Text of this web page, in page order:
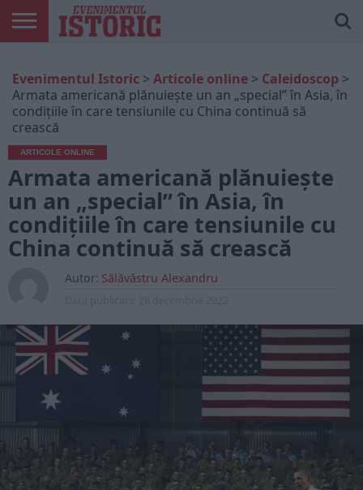
ONLINE
EDIȚII
TIPĂRITE
ISTORIC
PLAY
CONTUL
MEU
Evenimentul Istoric > Articole online > Caleidoscop >
Armata americană plănuiește un an „special” în Asia, în
condițiile în care tensiunile cu China continuă să
crească
ARTICOLE ONLINE
Armata americană plănuiește
un an „special” în Asia, în
condițiile în care tensiunile cu
China continuă să crească
Autor: Sălăvăstru Alexandru